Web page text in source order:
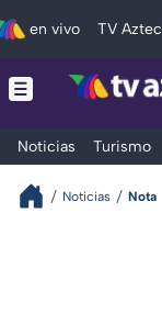
en vivo TV
Noticias Turismo
Noticias Nota